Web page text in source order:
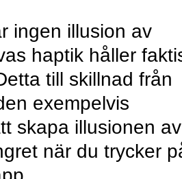
ingen illusion av
haptik håller
till skillnad från
exempelvis
skapa illusionen av
när du trycker